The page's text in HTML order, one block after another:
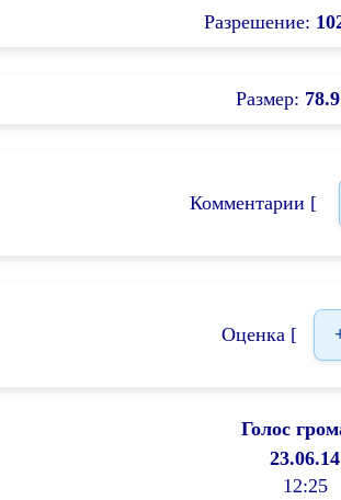
Разрешение:
Размер: 78.9
Комментарии [
Оценка [
Голос
23.06.14
12:25